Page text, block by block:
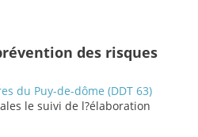
des risques
du Puy-de-dôme (DDT 63)
le suivi de l?élaboration